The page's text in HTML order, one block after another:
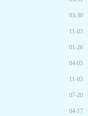
03-30
11-03
01-26
04-05
11-03
07-20
04-17